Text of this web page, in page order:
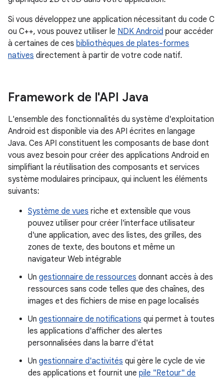
Si vous développez une application nécessitant du code C
ou C++, vous pouvez utiliser le NDK Android pour accéder
à certaines de ces bibliothèques de plates-formes
natives directement à partir de votre code natif.
Framework de l'API Java
L'ensemble des fonctionnalités du système d'exploitation
Android est disponible via des API écrites en langage
Java. Ces API constituent les composants de base dont
vous avez besoin pour créer des applications Android en
simplifiant la réutilisation des composants et services
système modulaires principaux, qui incluent les éléments
suivants:
Système de vues riche et extensible que vous
pouvez utiliser pour créer l'interface utilisateur
d'une application, avec des listes, des grilles, des
zones de texte, des boutons et même un
navigateur Web intégrable
Un gestionnaire de ressources donnant accès à des
ressources sans code telles que des chaînes, des
images et des fichiers de mise en page localisés
Un gestionnaire de notifications qui permet à toutes
les applications d'afficher des alertes
personnalisées dans la barre d'état
Un gestionnaire d'activités qui gère le cycle de vie
des applications et fournit une pile "Retour" de